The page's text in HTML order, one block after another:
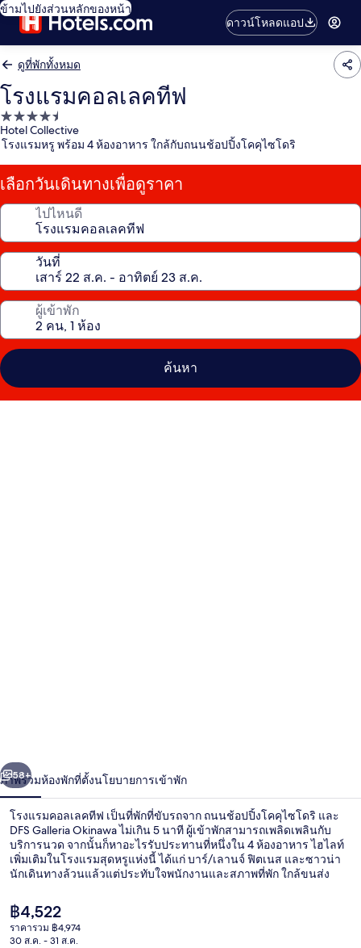
ข้ามไปยังส่วนหลักของหน้า
ดาวน์โหลดแอป
ดูที่พักทั้งหมด
โรงแรมคอลเลคทีฟ
ที่พัก
4.5
Hotel Collective
โรงแรมหรู พร้อม 4 ห้องอาหาร ใกล้กับถนนช้อปปิ้งโคคุไซโดริ
เลือกวันเดินทางเพื่อดูราคา
ไปไหนดี
วันที่
ผู้เข้าพัก
ค้นหา
า
ถัดไป
58+
ภาพรวมห้องพักที่ตั้งนโยบายการเข้าพัก
โรงแรมคอลเลคทีฟ เป็นที่พักที่ขับรถจาก ถนนช้อปปิ้งโคคุไซโดริ และ
DFS Galleria Okinawa ไม่เกิน 5 นาที ผู้เข้าพักสามารถเพลิดเพลินกับ
บริการนวด จากนั้นก็หาอะไรรับประทานที่หนึ่งใน 4 ห้องอาหาร ไฮไลท์
เพิ่มเติมในโรงแรมสุดหรูแห่งนี้ ได้แก่ บาร์/เลานจ์ ฟิตเนส และซาวน่า
นักเดินทางล้วนแล้วแต่ประทับใจพนักงานและสภาพที่พัก ใกล้ขนส่ง
ราคา
ปัจจุบัน
฿4,522
฿4,522
ราคารวม ฿4,974
30 ส.ค. - 31 ส.ค.